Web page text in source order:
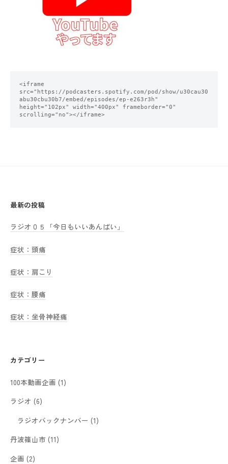
<iframe
src="https://podcasters.spotify.com/pod/show/u30cau30
abu30cbu30b7/embed/episodes/ep-e263r3h"
height="102px" width="400px" frameborder="0"
scrolling="no"></iframe>
最新の投稿
ラジオ０５「今日もいいあんばい」
症状：頭痛
症状：肩こり
症状：腰痛
症状：坐骨神経痛
カテゴリー
100本動画企画 (1)
ラジオ (6)
ラジオバックナンバー (1)
丹波篠山市 (11)
企画 (2)